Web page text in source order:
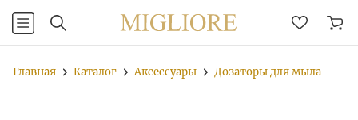
Главная Каталог Аксессуары Дозаторы для мыла